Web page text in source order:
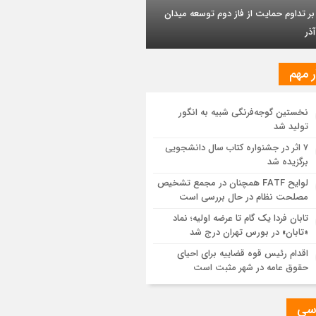
تبریز در مسیر تحقق صنعت سبز
نفت رسیده است
اولیه تابان فردا (بزرگترین عرضه اولیه
بورس) از نگاهی دیگر
موانع صادرات برق
بر تداوم حمایت از فاز دوم توسعه میدان
مهم
نخستین گوجه‌فرنگی شبیه به انگور
تولید شد
۷ اثر در جشنواره کتاب سال دانشجویی
برگزیده شد
لوایح FATF همچنان در مجمع تشخیص
مصلحت نظام در حال بررسی است
تابان فردا یک گام تا عرضه اولیه؛ نماد
«تابان» در بورس تهران درج شد
اقدام رئیس قوه قضاییه برای احیای
حقوق عامه در شهر مثبت است